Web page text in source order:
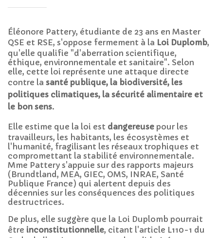
Éléonore Pattery, étudiante de 23 ans en Master
QSE et RSE, s'oppose fermement à la Loi Duplomb,
qu'elle qualifie "d'aberration scientifique,
éthique, environnementale et sanitaire". Selon
elle, cette loi représente une attaque directe
contre la santé publique, la biodiversité, les
politiques climatiques, la sécurité alimentaire et
le bon sens.
Elle estime que la loi est dangereuse pour les
travailleurs, les habitants, les écosystèmes et
l'humanité, fragilisant les réseaux trophiques et
compromettant la stabilité environnementale.
Mme Pattery s'appuie sur des rapports majeurs
(Brundtland, MEA, GIEC, OMS, INRAE, Santé
Publique France) qui alertent depuis des
décennies sur les conséquences des politiques
destructrices.
De plus, elle suggère que la Loi Duplomb pourrait
être inconstitutionnelle, citant l'article L110-1 du